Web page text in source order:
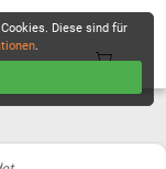
Diese sind für
.